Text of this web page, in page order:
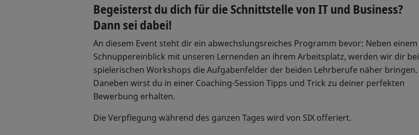
Begeisterst du dich für die Schnittstelle von IT und Business?
Dann sei dabei!
An diesem Event steht dir ein abwechslungsreiches Programm bevor: Neben einem
Schnuppereinblick mit unseren Lernenden an ihrem Arbeitsplatz, werden wir dir bei
spielerischen Workshops die Aufgabenfelder der beiden Lehrberufe näher bringen.
Daneben wirst du in einer Coaching-Session Tipps und Trick zu deiner perfekten
Bewerbung erhalten.
Die Verpflegung während des ganzen Tages wird von SIX offeriert.